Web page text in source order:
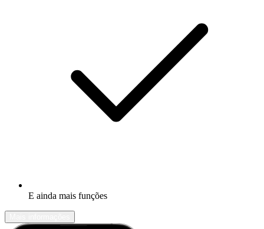
E ainda mais funções